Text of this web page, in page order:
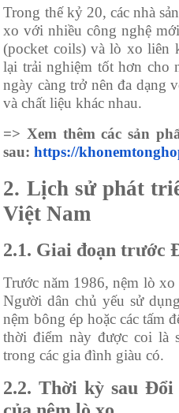
Trong thế kỷ 20, các nhà
xo với nhiều công nghệ
(pocket coils) và lò xo liên
lại trải nghiệm tốt hơn cho
ngày càng trở nên đa dạng
và chất liệu khác nhau.
=> Xem thêm các sản
sau:https://
2. Lịch sử phát
Việt Nam
2.1. Giai đoạn trước
Trước năm 1986, nệm lò
Người dân chủ yếu sử
nệm bông ép hoặc các tấm
thời điểm này được coi là
trong các gia đình giàu có.
2.2. Thời kỳ sau